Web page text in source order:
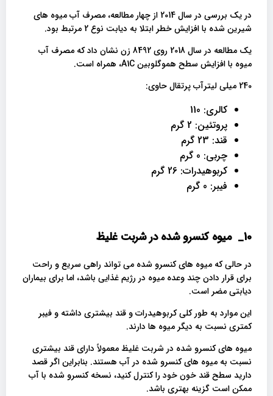
در یک بررسی در سال 2014 از چهار مطالعه، مصرف آب میوه های
شیرین شده با افزایش خطر ابتلا به دیابت نوع 2 مرتبط بود.
یک مطالعه در سال 2018 روی 8492 زن نشان داد که مصرف آب
میوه با افزایش سطح هموگلوبین A1C، همراه است.
240 میلی لیترآب پرتقال حاوی:
کالری: 110
پروتئین: 2 گرم
قند: 23 گرم
چربی: 0 گرم
کربوهیدرات: 26 گرم
فیبر: 0 گرم
10_ میوه کنسرو شده در شربت غلیظ
در حالی که میوه های کنسرو شده می تواند راهی سریع و راحت
برای قرار دادن چند وعده میوه در رژیم غذایی باشد، اما برای بیماران
دیابتی مضر است.
این موارد به طور کلی کربوهیدرات و قند بیشتری داشته و فیبر
کمتری نسبت به دیگر میوه ها دارند.
میوه های کنسرو شده در شربت غلیظ معمولاً دارای قند بیشتری
نسبت به میوه های کنسرو شده در آب هستند. بنابراین اگر قصد
دارید سطح قند خون خود را کنترل کنید، نسخه کنسرو شده با آب
ممکن است گزینه بهتری باشد.